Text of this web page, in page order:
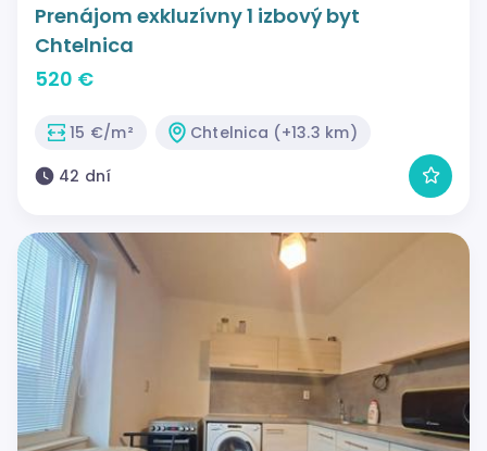
Prenájom exkluzívny 1 izbový byt
Chtelnica
520 €
15 €/m²
Chtelnica (+13.3 km)
42 dní